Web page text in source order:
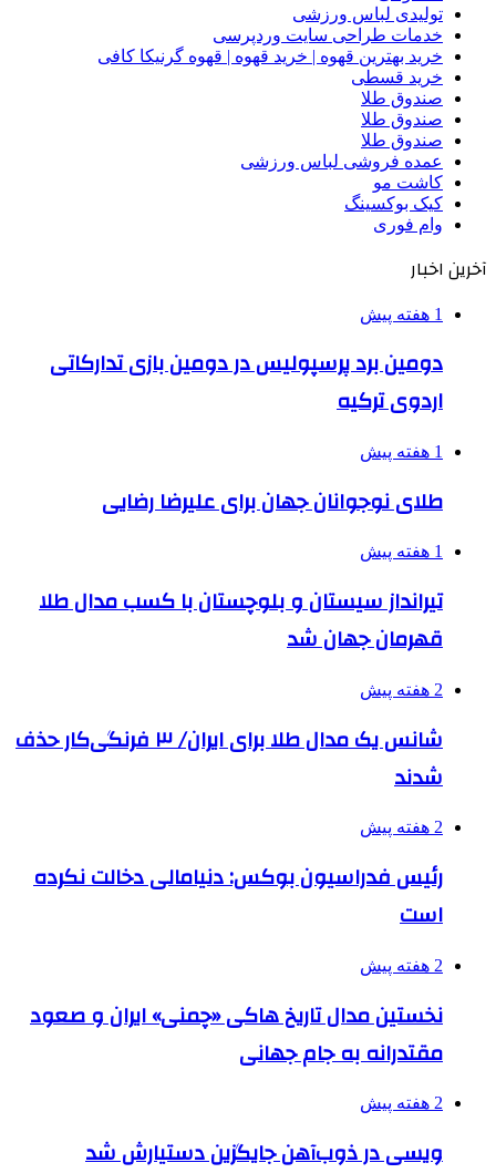
تولیدی لباس ورزشی
خدمات طراحی سایت وردپرسی
خرید بهترین قهوه | خرید قهوه | قهوه گرنیکا کافی
خرید قسطی
صندوق طلا
صندوق طلا
صندوق طلا
عمده فروشی لباس ورزشی
کاشت مو
کیک بوکسینگ
وام فوری
آخرین اخبار
1 هفته پیش
دومین برد پرسپولیس در دومین بازی تدارکاتی
اردوی ترکیه
1 هفته پیش
طلای نوجوانان جهان برای علیرضا رضایی
1 هفته پیش
تیرانداز سیستان و بلوچستان با کسب مدال طلا
قهرمان جهان شد
2 هفته پیش
شانس یک مدال طلا برای ایران/ ۳ فرنگی‌کار حذف
شدند
2 هفته پیش
رئیس فدراسیون بوکس: دنیامالی دخالت نکرده
است
2 هفته پیش
نخستین مدال تاریخ هاکی «چمنی» ایران و صعود
مقتدرانه به جام جهانی
2 هفته پیش
ویسی در ذوب‌آهن جایگزین دستیارش شد